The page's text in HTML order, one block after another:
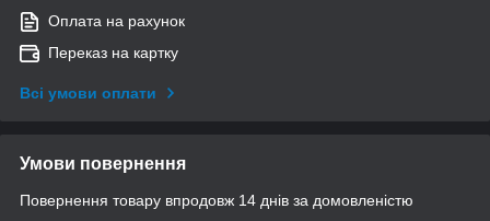
Оплата на рахунок
Переказ на картку
Всі умови оплати
Умови повернення
Повернення товару впродовж 14 днів за домовленістю